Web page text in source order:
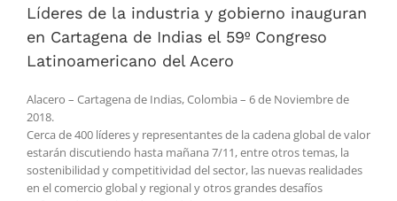
Líderes de la industria y gobierno inauguran
en Cartagena de Indias el 59º Congreso
Latinoamericano del Acero
Alacero – Cartagena de Indias, Colombia – 6 de Noviembre de
2018.
Cerca de 400 líderes y representantes de la cadena global de valor
estarán discutiendo hasta mañana 7/11, entre otros temas, la
sostenibilidad y competitividad del sector, las nuevas realidades
en el comercio global y regional y otros grandes desafíos